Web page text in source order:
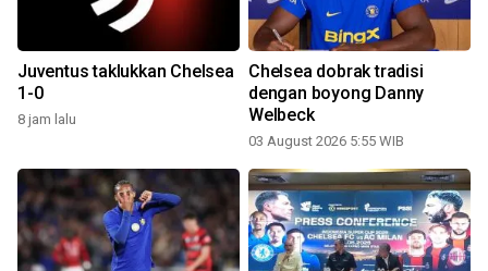
Juventus taklukkan Chelsea
1-0
8 jam lalu
Chelsea dobrak tradisi
dengan boyong Danny
Welbeck
03 August 2026 5:55 WIB